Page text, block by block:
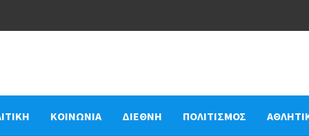
ΚΟΙΝΩΝΙΑ ΔΙΕΘΝΗ ΠΟΛΙΤΙΣΜΟΣ